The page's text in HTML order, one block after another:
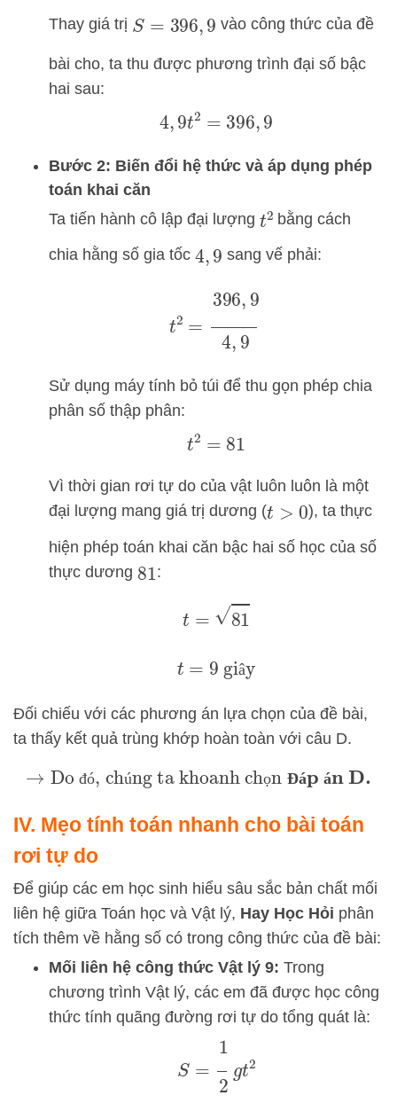
Thay giá trị S =396,9 vào công thức của đề
bài cho, ta thu được phương trình đại số bậc
hai sau:
4 ,9t2=396,9
Bước 2: Biến đổi hệ thức và áp dụng phép
toán khai căn
Ta tiến hành cô lập đại lượng t2 bằng cách
chia hằng số gia tốc 4, 9 sang vế phải:
396,94,9
Sử dụng máy tính bỏ túi để thu gọn phép chia
phân số thập phân:
t2=81
Vì thời gian rơi tự do của vật luôn luôn là một
đại lượng mang giá trị dương (t>0 ), ta thực
hiện phép toán khai căn bậc hai số học của số
thực dương 81:
t= 81
â
t =9 giây
Đối chiếu với các phương án lựa chọn của đề bài,
ta thấy kết quả trùng khớp hoàn toàn với câu D.
đ ó ú ọ Đ á á
→Do đó, chúng ta khoanh chọnĐáp á n D
IV. Mẹo tính toán nhanh cho bài toán
rơi tự do
Để giúp các em học sinh hiểu sâu sắc bản chất mối
liên hệ giữa Toán học và Vật lý, Hay Học Hỏi phân
tích thêm về hằng số có trong công thức của đề bài:
Mối liên hệ công thức Vật lý 9: Trong
chương trình Vật lý, các em đã được học công
thức tính quãng đường rơi tự do tổng quát là:
2g